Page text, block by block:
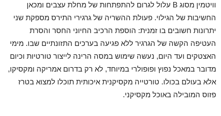
וויטמין מסוג B עלול לגרום להתפתחות של מחלת עצבים ומכאן
החשיבות של הגילוי. פעולת ההשריה של גרגירי התירס מספקת שני
יתרונות חשובים בו זמנית: הוספת הרכיב החיוני החסר והסרת
העטיפה הקשה של הגרגיר ללא פגיעה בערכים התזונתיים שבו. מימי
האצטקים ועד היום, נעשה שימוש במסה הרינה לייצור טורטיות וכיום
מדובר במאכל נפוץ ופופולרי במיוחד, לא רק בדרום אמריקה ומקסיקו,
אלא בעולם בכולו. טורטייה מקסיקנית איכותית תוכלו למצוא בטרז
פזוס המובילה באוכל מקסיקני.